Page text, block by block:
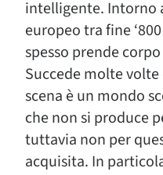
intelligente. Intorno
europeo tra fine
spesso prende
Succede molte
scena è un mondo
che non si produce
tuttavia non per
acquisita. In